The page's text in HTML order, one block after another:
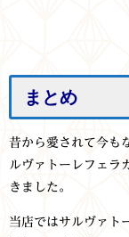
まとめ
昔から愛されて今も
ルヴァトーレフェラ
きました。
当店ではサルヴァト